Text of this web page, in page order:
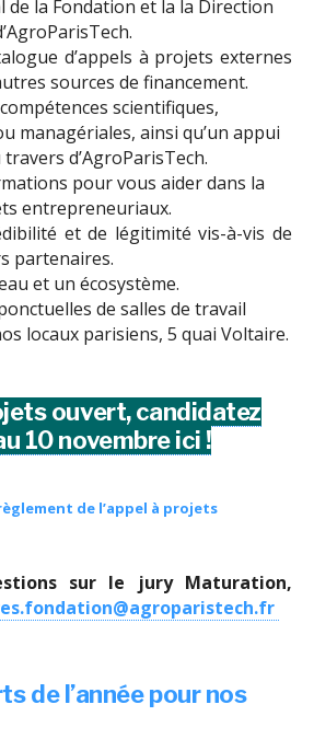
de la Fondation et la la Direction
d’appels à projets externes
sources de financement.
scientifiques,
managériales, ainsi qu’un appui
d’AgroParisTech.
pour vous aider dans la
entrepreneuriaux.
et de légitimité vis-à-vis de
partenaires.
et un écosystème.
de salles de travail
locaux parisiens, 5 quai Voltaire.
ouvert, candidatez
10 novembre ici !
de l’appel à projets
sur le jury Maturation,
de l’année pour nos